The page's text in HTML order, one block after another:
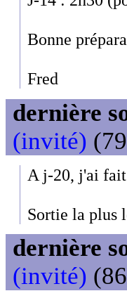
Bonne
Fred
dernière
(invité)
A j-20, j'ai
Sortie la plus
dernière
(invité)